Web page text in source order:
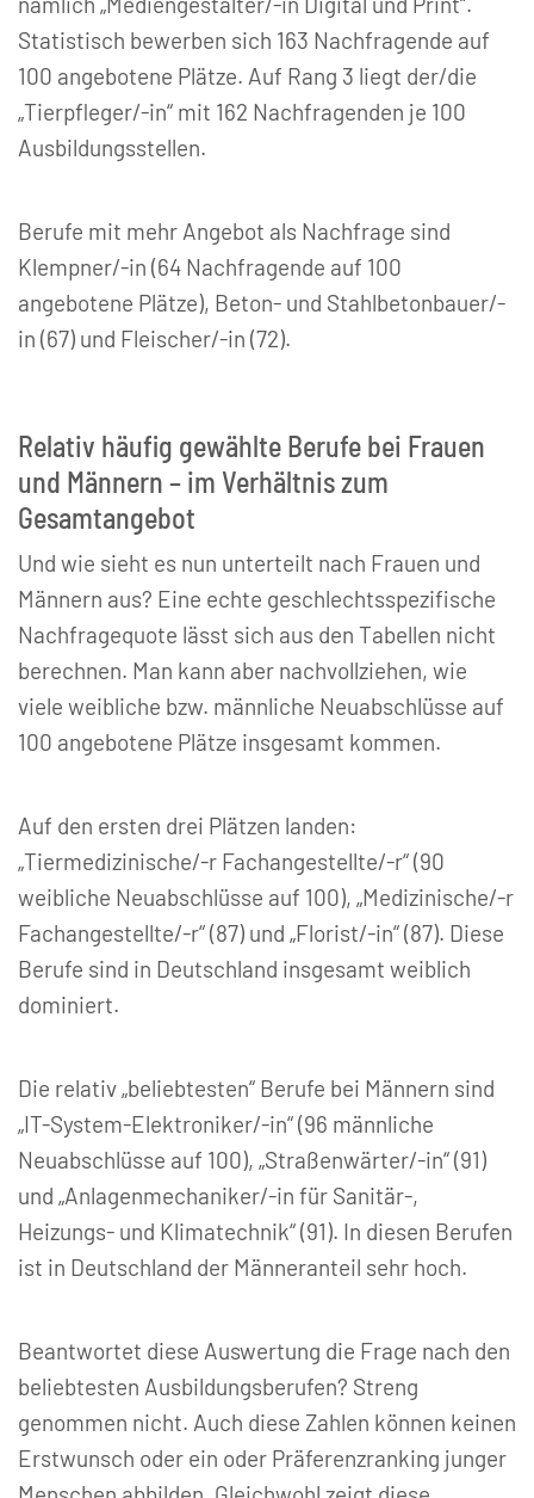
Statistisch bewerben sich 163 Nachfragende auf
100 angebotene Plätze. Auf Rang 3 liegt der/die
„Tierpfleger/-in“ mit 162 Nachfragenden je 100
Ausbildungsstellen.
Berufe mit mehr Angebot als Nachfrage sind
Klempner/-in (64 Nachfragende auf 100
angebotene Plätze), Beton- und Stahlbetonbauer/-
in (67) und Fleischer/-in (72).
Relativ häufig gewählte Berufe bei Frauen
und Männern – im Verhältnis zum
Gesamtangebot
Und wie sieht es nun unterteilt nach Frauen und
Männern aus? Eine echte geschlechtsspezifische
Nachfragequote lässt sich aus den Tabellen nicht
berechnen. Man kann aber nachvollziehen, wie
viele weibliche bzw. männliche Neuabschlüsse auf
100 angebotene Plätze insgesamt kommen.
Auf den ersten drei Plätzen landen:
„Tiermedizinische/-r Fachangestellte/-r“ (90
weibliche Neuabschlüsse auf 100), „Medizinische/-r
Fachangestellte/-r“ (87) und „Florist/-in“ (87). Diese
Berufe sind in Deutschland insgesamt weiblich
dominiert.
Die relativ „beliebtesten“ Berufe bei Männern sind
„IT-System-Elektroniker/-in“ (96 männliche
Neuabschlüsse auf 100), „Straßenwärter/-in“ (91)
und „Anlagenmechaniker/-in für Sanitär-,
Heizungs- und Klimatechnik“ (91). In diesen Berufen
ist in Deutschland der Männeranteil sehr hoch.
Beantwortet diese Auswertung die Frage nach den
beliebtesten Ausbildungsberufen? Streng
genommen nicht. Auch diese Zahlen können keinen
Erstwunsch oder ein oder Präferenzranking junger